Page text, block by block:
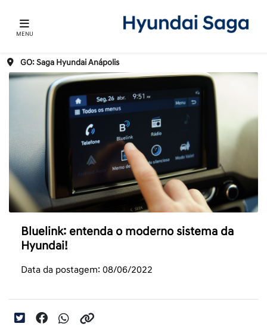
MENU
GO: Saga Hyundai Anápolis
Bluelink: entenda o moderno sistema da
Hyundai!
Data da postagem: 08/06/2022